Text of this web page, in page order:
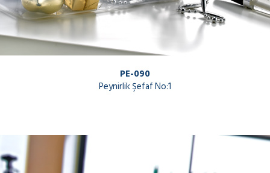
PE-090
Peynirlik Şefaf No:1